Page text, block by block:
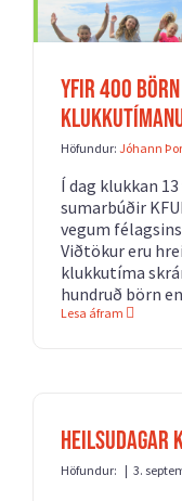
Yfir 400
Höfundur: Jóhann
Í dag klukkan
sumarbúðir
vegum
Viðtökur eru
klukkutíma
hundruð börn
Lesa áfram
Heilsudagar
Höfundur: | 3.